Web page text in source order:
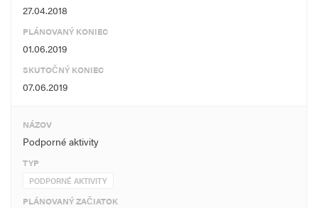
27.04.2018
PLÁNOVANÝ KONIEC
01.06.2019
SKUTOČNÝ KONIEC
07.06.2019
NÁZOV
Podporné aktivity
TYP
PODPORNÉ AKTIVITY
PLÁNOVANÝ ZAČIATOK